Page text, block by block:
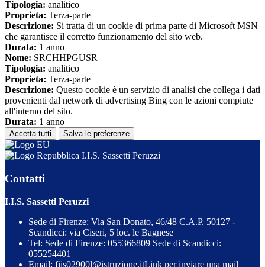
Tipologia: analitico
Proprieta: Terza-parte
Descrizione: Si tratta di un cookie di prima parte di Microsoft MSN
che garantisce il corretto funzionamento del sito web.
Durata: 1 anno
Nome: SRCHHPGUSR
Tipologia: analitico
Proprieta: Terza-parte
Descrizione: Questo cookie è un servizio di analisi che collega i dati
provenienti dal network di advertising Bing con le azioni compiute
all'interno del sito.
Durata: 1 anno
Accetta tutti Salva le preferenze
I.I.S. Sassetti Peruzzi
Contatti
I.I.S. Sassetti Peruzzi
Sede di Firenze: Via San Donato, 46/48 C.A.P. 50127 -
Scandicci: via Ciseri, 5 loc. le Bagnese
Tel: Sede di Firenze: 055366809 Sede di Scandicci:
055254401
Email: fiis02900l@istruzione.itLink per inviare una mail